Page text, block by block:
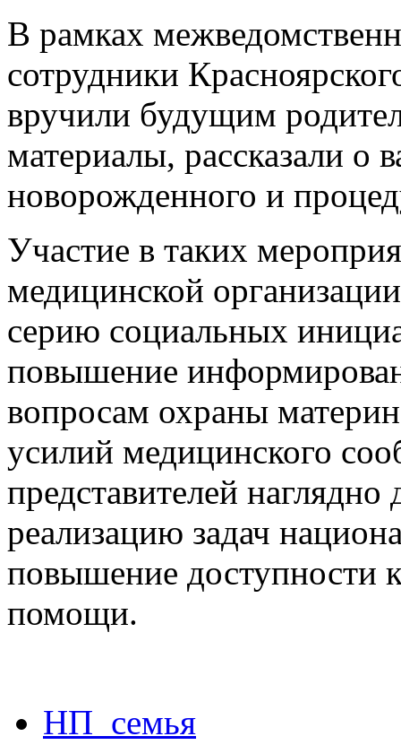
В рамках
сотрудники
вручили будущим
материалы, рассказали
новорожденного и
Участие в таких
медицинской
серию социальных
повышение
вопросам охраны
усилий медицинского
представителей
реализацию задач
повышение доступности
помощи.
НП_семья